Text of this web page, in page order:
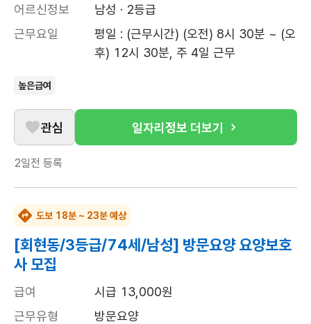
어르신정보
남성 · 2등급
근무요일
평일 : (근무시간) (오전) 8시 30분 ~ (오
후) 12시 30분, 주 4일 근무
높은급여
관심 일자리정보 더보기
2일전 등록
도보 18분 ~ 23분 예상
[회현동/3등급/74세/남성] 방문요양 요양보호
사 모집
급여
시급 13,000원
근무유형
방문요양